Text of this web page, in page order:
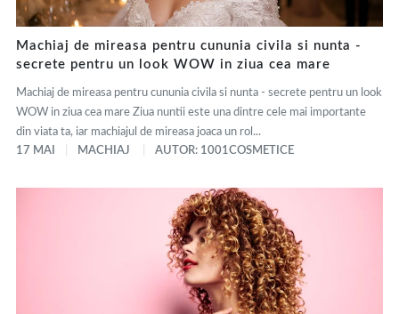
Machiaj de mireasa pentru cununia civila si nunta -
secrete pentru un look WOW in ziua cea mare
Machiaj de mireasa pentru cununia civila si nunta - secrete pentru un look
WOW in ziua cea mare Ziua nuntii este una dintre cele mai importante
din viata ta, iar machiajul de mireasa joaca un rol...
17 MAI
MACHIAJ AUTOR: 1001COSMETICE